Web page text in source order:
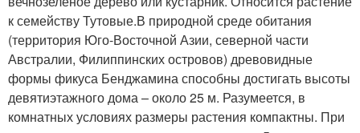
к семейству Тутовые.В природной среде обитания
(территория Юго-Восточной Азии, северной части
Австралии, Филиппинских островов) древовидные
формы фикуса Бенджамина способны достигать высоты
девятиэтажного дома – около 25 м. Разумеется, в
комнатных условиях размеры растения компактны. При